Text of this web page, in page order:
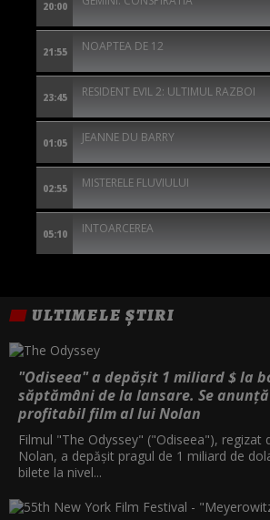
20:00
21:55 NOAPTEA DE 12
23:45 RESIDENT EVIL 2: ULTIMUL RAZBOI
01:05 JEANNE DU BARRY
02:55 MISTERELE FLUVIULUI
05:10 INTOARCEREA
ULTIMELE ȘTIRI
"Odiseea" a depășit 1 miliard $ la
săptămâni de la lansare. Se
profitabil film al lui Nolan
Filmul "The Odyssey" ("Odiseea"), regizat
Nolan, a depăşit pragul de 1 miliard de
bilete la nivel...